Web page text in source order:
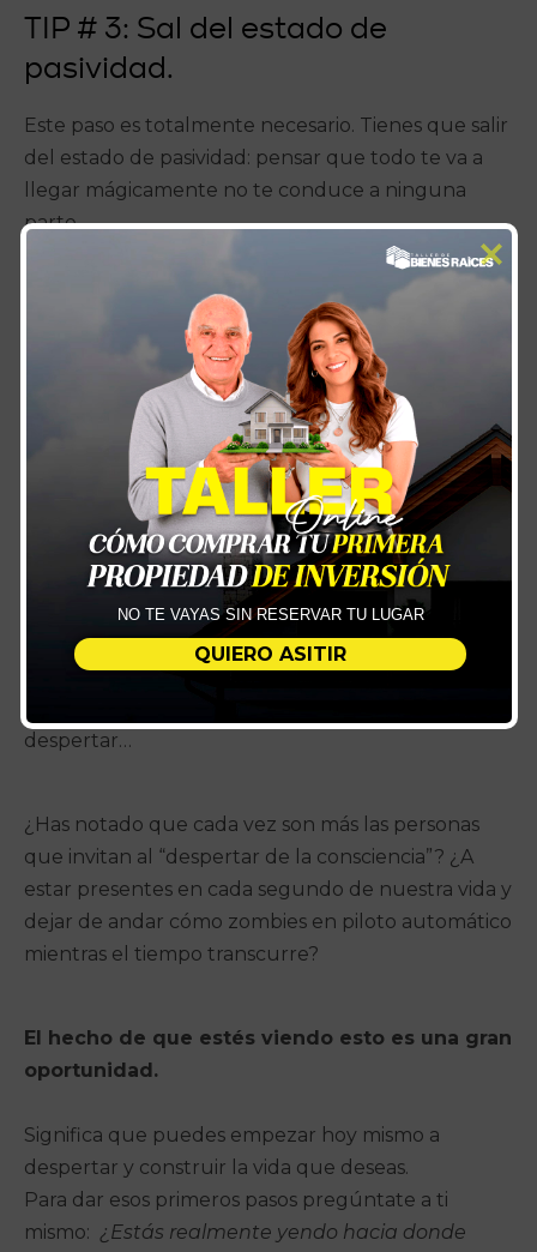
TIP # 3: Sal del estado de
pasividad.
Este paso es totalmente necesario. Tienes que salir
del estado de pasividad: pensar que todo te va a
llegar mágicamente no te conduce a ninguna
parte.
Recuerdo hace poco hablar con un amigo y él me
“Carlos me levanté a las seis, son las diez y
todavía no me he despertado”…
El problema de esto es que es así cómo se pasan
los días. Y cuando menos te das cuenta, se pasa la
vida. Es cómo estar viviendo dormido. Un día te
sales de ese estado y dices:
¿Qué hice con mi vida, que aprendí de nuevo, en
que mejoré?”
Suena duro cuando caes en ello. Sin embargo, no
puedo dar paso hacia adelante si no veo que me
despertar…
¿Has notado que cada vez son más las personas
que invitan al “despertar de la consciencia”? ¿A
estar presentes en cada segundo de nuestra vida y
dejar de andar cómo zombies en piloto automático
mientras el tiempo transcurre?
El hecho de que estés viendo esto es una gran
oportunidad.
Significa que puedes empezar hoy mismo a
despertar y construir la vida que deseas.
Para dar esos primeros pasos pregúntate a ti
mismo: ¿Estás realmente yendo hacia donde
QUIERO ASITIR
NO TE VAYAS SIN RESERVAR TU LUGAR